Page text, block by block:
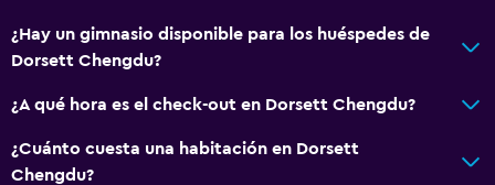
¿Hay un gimnasio disponible para los huéspedes de
Dorsett Chengdu?
¿A qué hora es el check-out en Dorsett Chengdu?
¿Cuánto cuesta una habitación en Dorsett
Chengdu?